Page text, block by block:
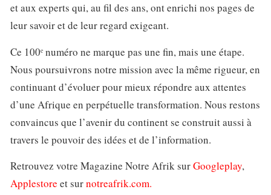
et aux experts qui, au fil des ans, ont enrichi nos pages de
leur savoir et de leur regard exigeant.
Ce 100ᵉ numéro ne marque pas une fin, mais une étape.
Nous poursuivrons notre mission avec la même rigueur, en
continuant d’évoluer pour mieux répondre aux attentes
d’une Afrique en perpétuelle transformation. Nous restons
convaincus que l’avenir du continent se construit aussi à
travers le pouvoir des idées et de l’information.
Retrouvez votre Magazine Notre Afrik surGoogleplay,
Applestore et surnotreafrik.com.